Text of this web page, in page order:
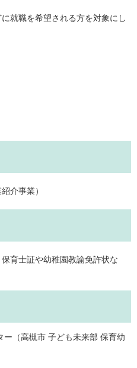
就職を希望される方を対象にし
介事業）
育士証や幼稚園教諭免許状な
（高槻市 子ども未来部 保育幼